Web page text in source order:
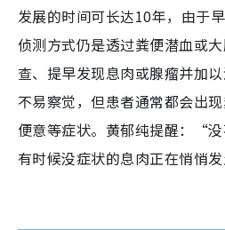
发展的时间可长达10年，由于
侦测方式仍是透过粪便潜血或
查、提早发现息肉或腺瘤并加
不易察觉，但患者通常都会出
便意等症状。黄郁纯提醒：“没
有时候没症状的息肉正在悄悄